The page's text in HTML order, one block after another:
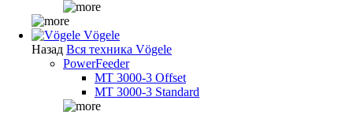
Vögele
Назад Вся техника Vögele
PowerFeeder
MT 3000-3 Offset
MT 3000-3 Standard